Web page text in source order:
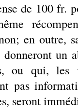
de 100 fr.
en outre,
donneront un
ou qui, les
pas
seront